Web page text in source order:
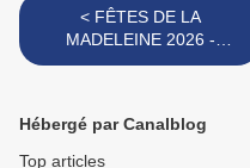
< FÊTES DE LA
MADELEINE 2026 -
JUSTICE : AFFICHE
Hébergé par Canalblog
Top articles